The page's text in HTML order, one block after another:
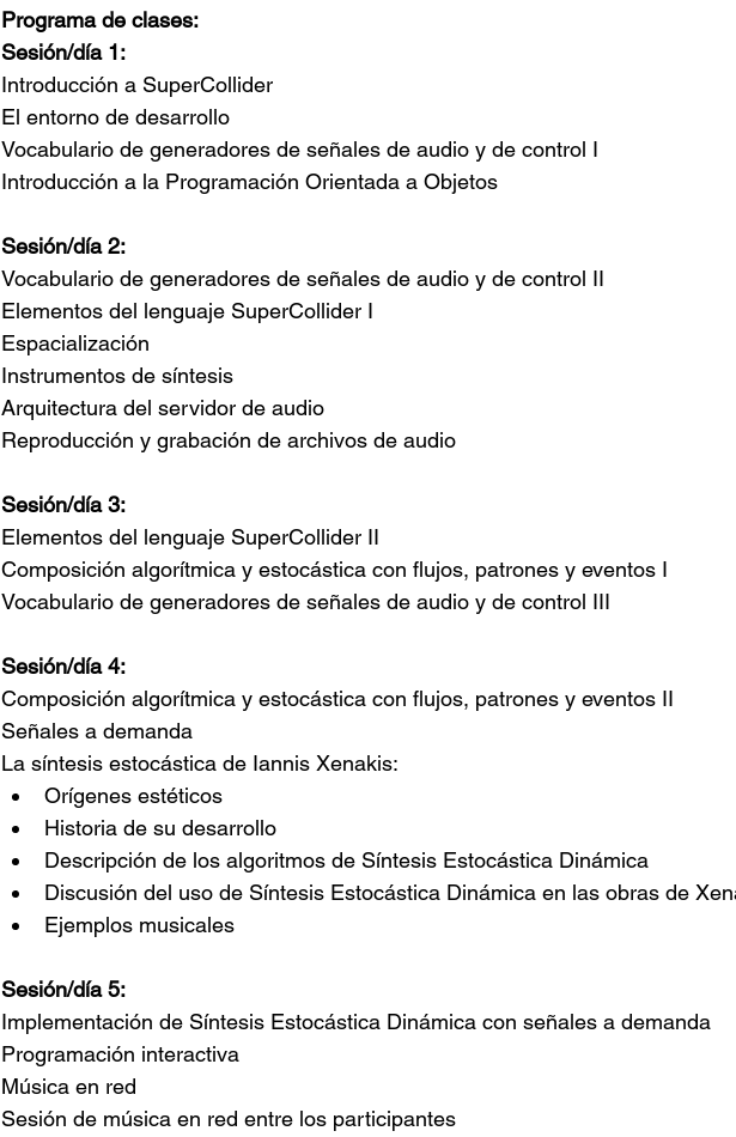
Programa de clases:
Sesión/día 1:
Introducción a SuperCollider
El entorno de desarrollo
Vocabulario de generadores de señales de audio y de control I
Introducción a la Programación Orientada a Objetos
Sesión/día 2:
Vocabulario de generadores de señales de audio y de control II
Elementos del lenguaje SuperCollider I
Espacialización
Instrumentos de síntesis
Arquitectura del servidor de audio
Reproducción y grabación de archivos de audio
Sesión/día 3:
Elementos del lenguaje SuperCollider II
Composición algorítmica y estocástica con flujos, patrones y eventos I
Vocabulario de generadores de señales de audio y de control III
Sesión/día 4:
Composición algorítmica y estocástica con flujos, patrones y eventos II
Señales a demanda
La síntesis estocástica de Iannis Xenakis:
Orígenes estéticos
Historia de su desarrollo
Descripción de los algoritmos de Síntesis Estocástica Dinámica
Discusión del uso de Síntesis Estocástica Dinámica en las obras de
Ejemplos musicales
Sesión/día 5:
Implementación de Síntesis Estocástica Dinámica con señales a demanda
Programación interactiva
Música en red
Sesión de música en red entre los participantes